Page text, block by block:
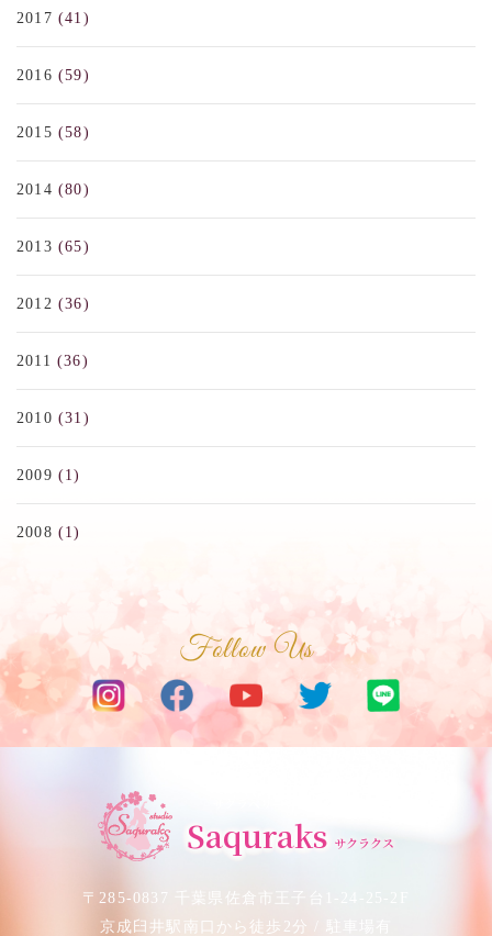
2017 (41)
2016 (59)
2015 (58)
2014 (80)
2013 (65)
2012 (36)
2011 (36)
2010 (31)
2009 (1)
2008 (1)
Follow Us
Saquraks サクラクス
〒285-0837 千葉県佐倉市王子台1-24-25-2F
京成臼井駅南口から徒歩2分 / 駐車場有